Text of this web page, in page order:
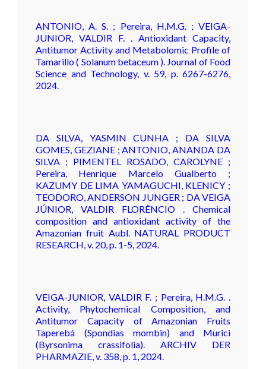
ANTONIO, A. S. ; Pereira, H.M.G. ; VEIGA-
JUNIOR, VALDIR F. . Antioxidant Capacity,
Antitumor Activity and Metabolomic Profile of
Tamarillo ( Solanum betaceum ). Journal of Food
Science and Technology, v. 59, p. 6267-6276,
2024.
DA SILVA, YASMIN CUNHA ; DA SILVA
GOMES, GEZIANE ; ANTONIO, ANANDA DA
SILVA ; PIMENTEL ROSADO, CAROLYNE ;
Pereira, Henrique Marcelo Gualberto ;
KAZUMY DE LIMA YAMAGUCHI, KLENICY ;
TEODORO, ANDERSON JUNGER ; DA VEIGA
JÚNIOR, VALDIR FLORÊNCIO . Chemical
composition and antioxidant activity of the
Amazonian fruit Aubl. NATURAL PRODUCT
RESEARCH, v. 20, p. 1-5, 2024.
VEIGA-JUNIOR, VALDIR F. ; Pereira, H.M.G. .
Activity, Phytochemical Composition, and
Antitumor Capacity of Amazonian Fruits
Taperebá (Spondias mombin) and Murici
(Byrsonima crassifolia). ARCHIV DER
PHARMAZIE, v. 358, p. 1, 2024.